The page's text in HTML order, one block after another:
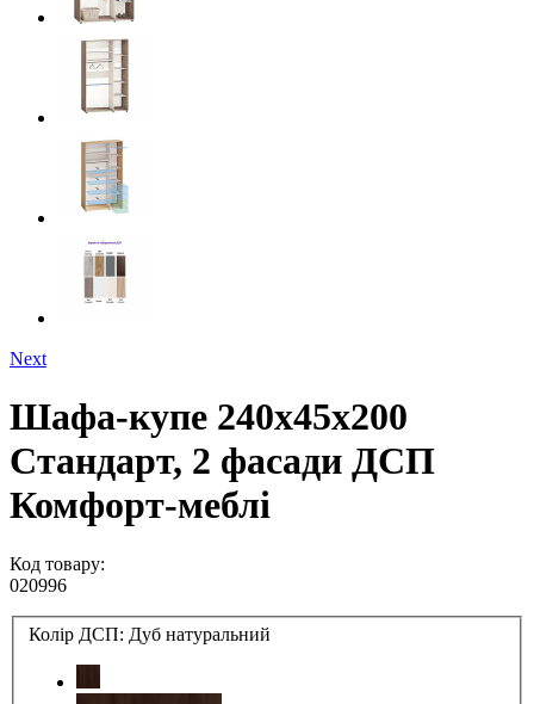
Next
Шафа-купе 240х45х200
Стандарт, 2 фасади ДСП
Комфорт-меблі
Код товару:
020996
Колір ДСП: Дуб натуральний